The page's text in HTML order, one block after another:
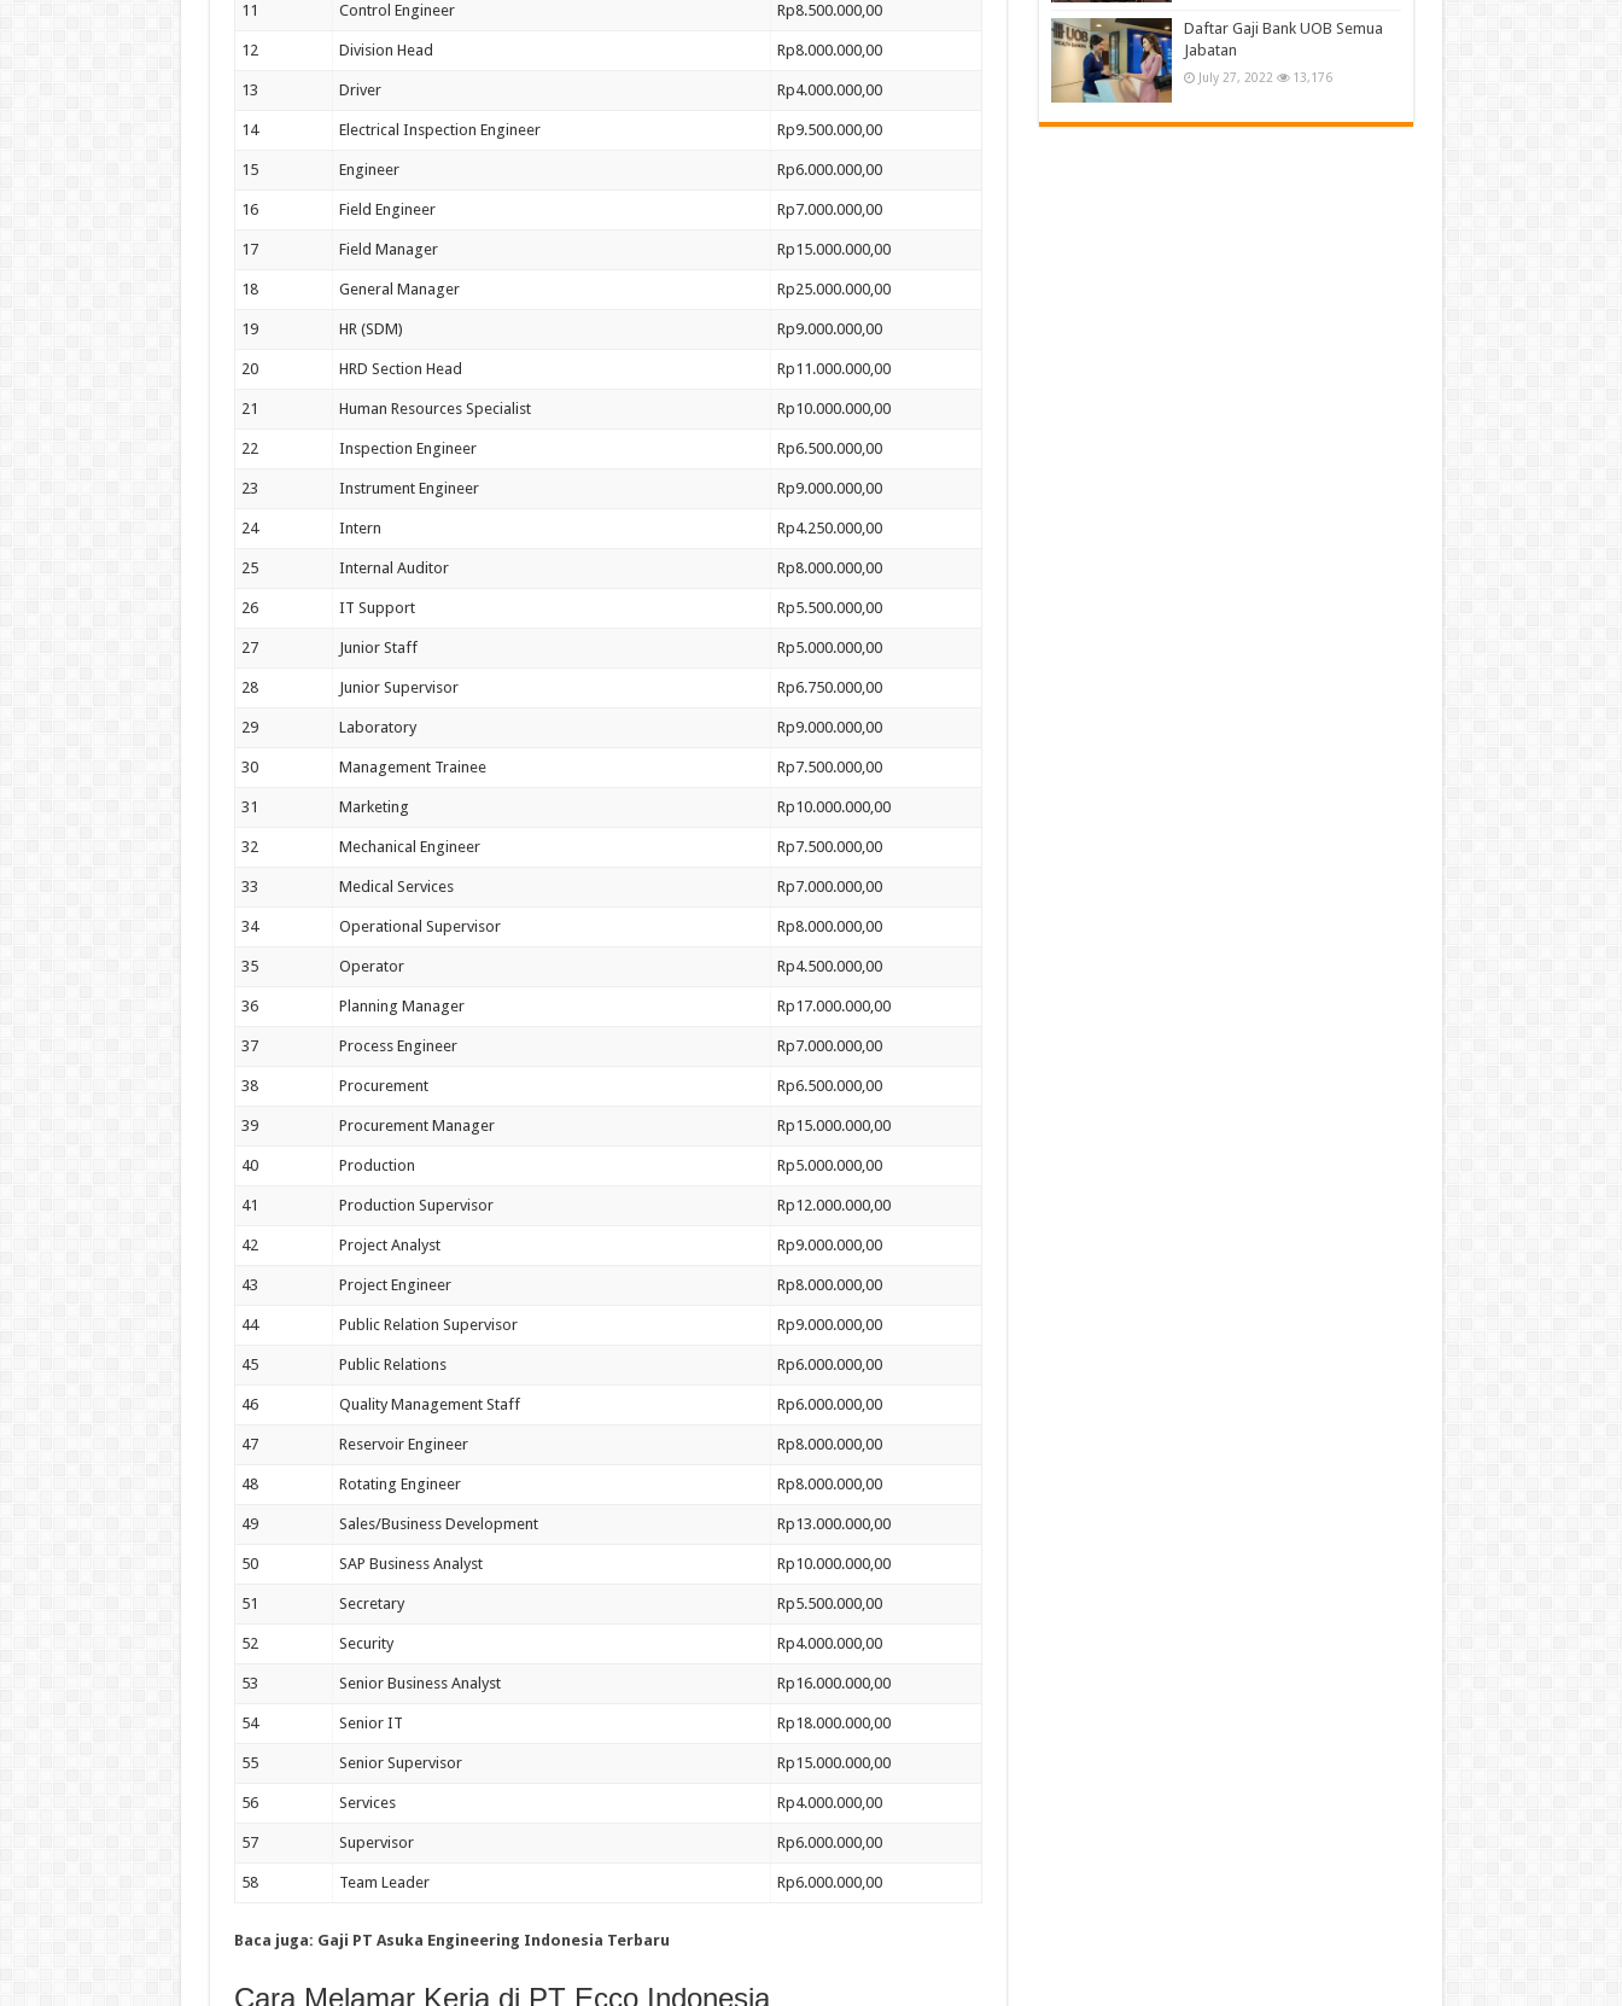
11 Control Engineer Rp8.500.000,00
12 Division Head Rp8.000.000,00
13 Driver Rp4.000.000,00
14 Electrical Inspection Engineer Rp9.500.000,00
15 Engineer Rp6.000.000,00
16 Field Engineer Rp7.000.000,00
17 Field Manager Rp15.000.000,00
18 General Manager Rp25.000.000,00
19 HR (SDM) Rp9.000.000,00
20 HRD Section Head Rp11.000.000,00
21 Human Resources Specialist Rp10.000.000,00
22 Inspection Engineer Rp6.500.000,00
23 Instrument Engineer Rp9.000.000,00
24 Intern Rp4.250.000,00
25 Internal Auditor Rp8.000.000,00
26 IT Support Rp5.500.000,00
27 Junior Staff Rp5.000.000,00
28 Junior Supervisor Rp6.750.000,00
29 Laboratory Rp9.000.000,00
30 Management Trainee Rp7.500.000,00
31 Marketing Rp10.000.000,00
32 Mechanical Engineer Rp7.500.000,00
33 Medical Services Rp7.000.000,00
34 Operational Supervisor Rp8.000.000,00
35 Operator Rp4.500.000,00
36 Planning Manager Rp17.000.000,00
37 Process Engineer Rp7.000.000,00
38 Procurement Rp6.500.000,00
39 Procurement Manager Rp15.000.000,00
40 Production Rp5.000.000,00
41 Production Supervisor Rp12.000.000,00
42 Project Analyst Rp9.000.000,00
43 Project Engineer Rp8.000.000,00
44 Public Relation Supervisor Rp9.000.000,00
45 Public Relations Rp6.000.000,00
46 Quality Management Staff Rp6.000.000,00
47 Reservoir Engineer Rp8.000.000,00
48 Rotating Engineer Rp8.000.000,00
49 Sales/Business Development Rp13.000.000,00
50 SAP Business Analyst Rp10.000.000,00
51 Secretary Rp5.500.000,00
52 Security Rp4.000.000,00
53 Senior Business Analyst Rp16.000.000,00
54 Senior IT Rp18.000.000,00
55 Senior Supervisor Rp15.000.000,00
56 Services Rp4.000.000,00
57 Supervisor Rp6.000.000,00
58 Team Leader Rp6.000.000,00
Baca juga: Gaji PT Asuka Engineering Indonesia Terbaru
Cara Melamar Kerja di PT Ecco Indonesia
Daftar Gaji Bank UOB Semua
Jabatan
July 27, 2022 13,176